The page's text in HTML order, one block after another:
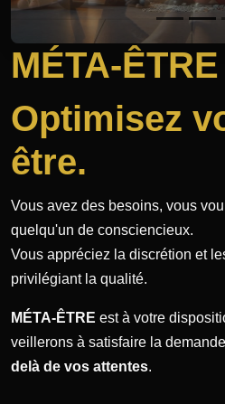
MÉTA-ÊTRE
Optimisez
être.
Vous avez des besoins, vous
quelqu'un de consciencieux.
Vous appréciez la discrétion et
privilégiant la qualité.
MÉTA-ÊTRE est à votre
veillerons à satisfaire la
delà de vos attentes.